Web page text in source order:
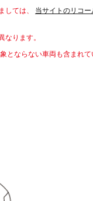
しては、 当サイトのリコ
なります。
とならない車両も含まれ